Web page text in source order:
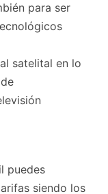
para ser
satelital en lo
puedes
siendo los